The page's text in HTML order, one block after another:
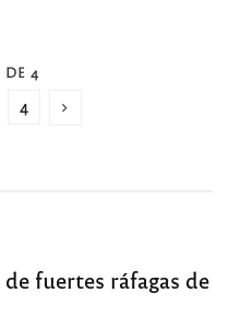
DE 4
4
fuertes ráfagas de